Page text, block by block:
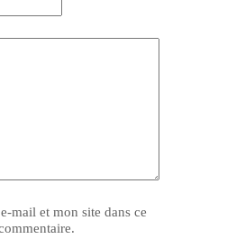
mail et mon site dans ce